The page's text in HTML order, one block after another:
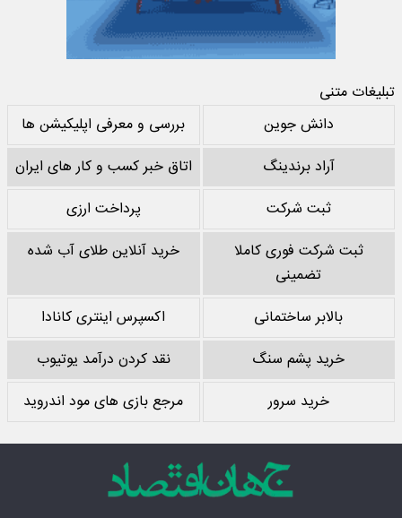
تبلیغات متنی
دانش جوین
بررسی و معرفی اپلیکیشن ها
آراد برندینگ
اتاق خبر کسب و کار های ایران
ثبت شرکت
پرداخت ارزی
ثبت شرکت فوری کاملا
تضمینی
خرید آنلاین طلای آب شده
بالابر ساختمانی
اکسپرس اینتری کانادا
خرید پشم سنگ
نقد کردن درآمد یوتیوب
خرید سرور
مرجع بازی های مود اندروید